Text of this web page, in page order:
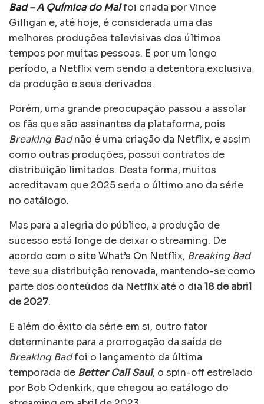
Bad – A Química do Malfoi criada por Vince
Gilligan e, até hoje, é considerada uma das
melhores produções televisivas dos últimos
tempos por muitas pessoas. E por um longo
período, a Netflix vem sendo a detentora exclusiva
da produção e seus derivados.
Porém, uma grande preocupação passou a assolar
os fãs que são assinantes da plataforma, pois
Breaking Badnão é uma criação da Netflix, e assim
como outras produções, possui contratos de
distribuição limitados. Desta forma, muitos
acreditavam que 2025 seria o último ano da série
no catálogo.
Mas para a alegria do público, a produção de
sucesso está longe de deixar o streaming. De
acordo com o site What’s On Netflix, Breaking Bad
teve sua distribuição renovada, mantendo-se como
parte dos conteúdos da Netflix até o dia 18 de abril
de 2027.
E além do êxito da série em si, outro fator
determinante para a prorrogação da saída de
Breaking Badfoi o lançamento da última
temporada de Better Call Saul, o spin-off estrelado
por Bob Odenkirk, que chegou ao catálogo do